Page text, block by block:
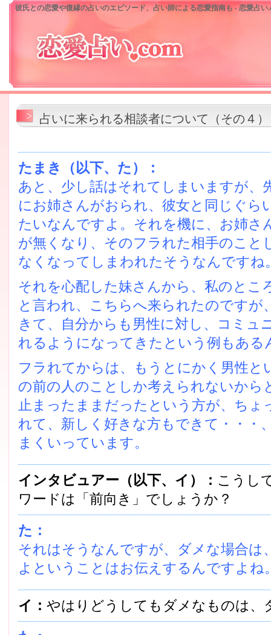
彼氏との恋愛や復縁の占いのエピソード、占い師による恋愛指南も - 恋愛占い
占いに来られる相談者について（その４）
たまき（以下、た）：
あと、少し話はそれてしまいますが、
にお姉さんがおられ、彼女と同じぐら
たいなんですよ。それを機に、お姉さ
が無くなり、そのフラれた相手のこと
なくなってしまわれたそうなんですね
それを心配した妹さんから、私のとこ
と言われ、こちらへ来られたのですが
きて、自分からも男性に対し、コミュ
れるようになってきたという例もある
フラれてからは、もうとにかく男性と
の前の人のことしか考えられないから
止まったままだったという方が、ちょ
れて、新しく好きな方もできて・・・
まくいっています。
インタビュアー（以下、イ）： こうし
ワードは「前向き」でしょうか？
た：
それはそうなんですが、ダメな場合は
よということはお伝えするんですよね
イ： やはりどうしてもダメなものは、